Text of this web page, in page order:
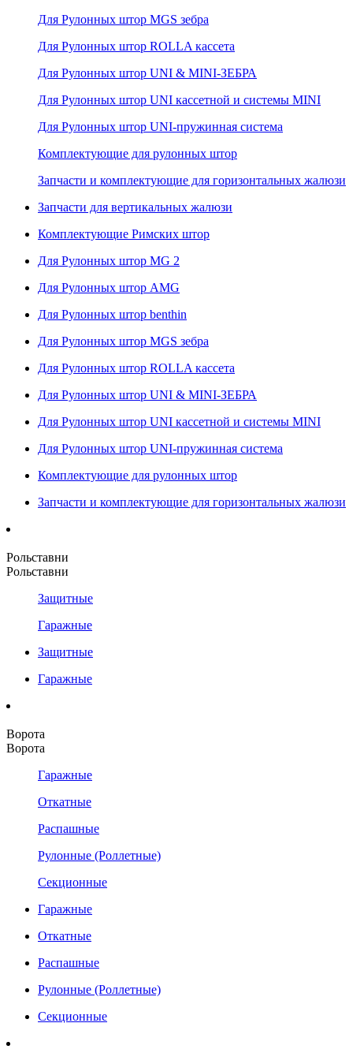
Для Рулонных штор MGS зебра
Для Рулонных штор ROLLA кассета
Для Рулонных штор UNI & MINI-ЗЕБРА
Для Рулонных штор UNI кассетной и системы MINI
Для Рулонных штор UNI-пружинная система
Комплектующие для рулонных штор
Запчасти и комплектующие для горизонтальных жалюзи
Запчасти для вертикальных жалюзи
Комплектующие Римских штор
Для Рулонных штор MG 2
Для Рулонных штор AMG
Для Рулонных штор benthin
Для Рулонных штор MGS зебра
Для Рулонных штор ROLLA кассета
Для Рулонных штор UNI & MINI-ЗЕБРА
Для Рулонных штор UNI кассетной и системы MINI
Для Рулонных штор UNI-пружинная система
Комплектующие для рулонных штор
Запчасти и комплектующие для горизонтальных жалюзи
Рольставни
Рольставни
Защитные
Гаражные
Защитные
Гаражные
Ворота
Ворота
Гаражные
Откатные
Распашные
Рулонные (Роллетные)
Секционные
Гаражные
Откатные
Распашные
Рулонные (Роллетные)
Секционные